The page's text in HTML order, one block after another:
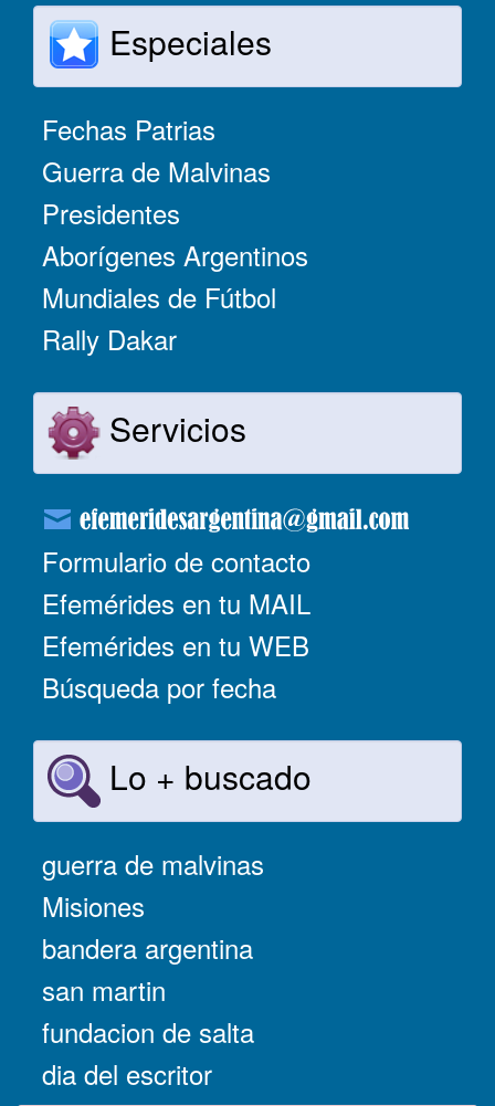
Especiales
Fechas Patrias
Guerra de Malvinas
Presidentes
Aborígenes Argentinos
Mundiales de Fútbol
Rally Dakar
Servicios
Formulario de contacto
Efemérides en tu MAIL
Efemérides en tu WEB
Búsqueda por fecha
Lo + buscado
guerra de malvinas
Misiones
bandera argentina
san martin
fundacion de salta
dia del escritor